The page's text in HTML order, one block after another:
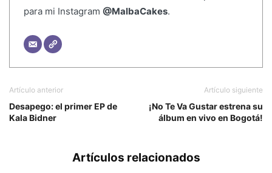
para mi Instagram @MalbaCakes.
Artículo anterior
Desapego: el primer EP de
Kala Bidner
Artículo siguiente
¡No Te Va Gustar estrena su
álbum en vivo en Bogotá!
Artículos relacionados